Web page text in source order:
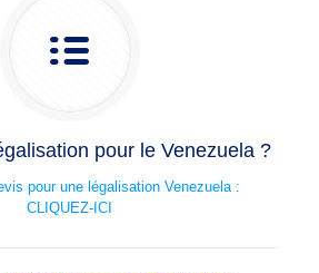
pour le Venezuela ?
pour une légalisation Venezuela :
CLIQUEZ-ICI